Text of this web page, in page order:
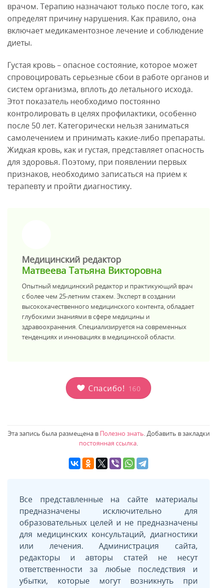
врачом. Терапию назначают только после того, как
определят причину нарушения. Как правило, она
включает медикаментозное лечение и соблюдение
диеты.
Густая кровь – опасное состояние, которое может
спровоцировать серьезные сбои в работе органов и
систем организма, вплоть до летального исхода.
Этот показатель необходимо постоянно
контролировать в целях профилактики, особенно
после 50 лет. Категорически нельзя заниматься
самолечением и принимать какие-либо препараты.
Жидкая кровь, как и густая, представляет опасность
для здоровья. Поэтому, при появлении первых
признаков, необходимо записаться на прием к
терапевту и пройти диагностику.
>
Медицинский редактор
Матвеева Татьяна Викторовна
Опытный медицинский редактор и практикующий врач
с более чем 25-летним стажем. Эксперт в создании
высококачественного медицинского контента, обладает
глубокими знаниями в сфере медицины и
здравоохранения. Специализируется на современных
тенденциях и инновациях в медицинской области.
Спасибо! 160
Эта запись была размещена в Полезно знать. Добавить в закладки
постоянная ссылка.
Все представленные на сайте материалы
предназначены исключительно для
образовательных целей и не предназначены
для медицинских консультаций, диагностики
или лечения. Администрация сайта,
редакторы и авторы статей не несут
ответственности за любые последствия и
убытки, которые могут возникнуть при